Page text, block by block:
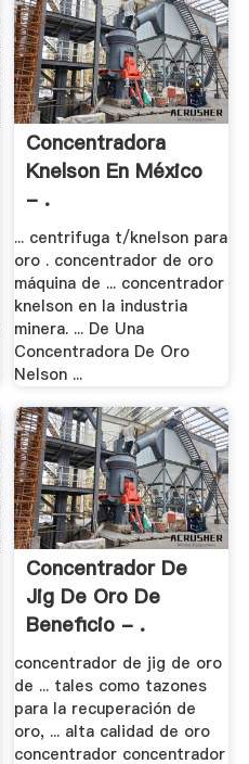
Concentradora
Knelson En México
- .
... centrifuga t/knelson para
oro . concentrador de oro
máquina de ... concentrador
knelson en la industria
minera. ... De Una
Concentradora De Oro
Nelson ...
Concentrador De
Jig De Oro De
Beneficio - .
concentrador de jig de oro
de ... tales como tazones
para la recuperación de
oro, ... alta calidad de oro
concentrador concentrador